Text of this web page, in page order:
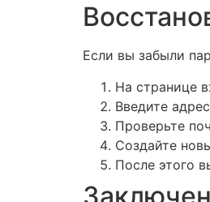
Если вы забыли
На странице
Введите
Проверьте
Создайте
После этого